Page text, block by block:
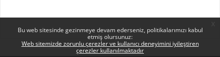
Bu web sitesinde gezinmeye devam ederseniz, politikalarımızı kabul
etmiş olursunuz:
Web sitemizde zorunlu çerezler ve kullanıcı deneyimini iyileştiren
çerezler kullanılmaktadır